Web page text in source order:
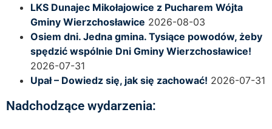
LKS Dunajec Mikołajowice z Pucharem Wójta
Gminy Wierzchosławice 2026-08-03
Osiem dni. Jedna gmina. Tysiące powodów, żeby
spędzić wspólnie Dni Gminy Wierzchosławice!
2026-07-31
Upał – Dowiedz się, jak się zachować! 2026-07-31
Nadchodzące wydarzenia: